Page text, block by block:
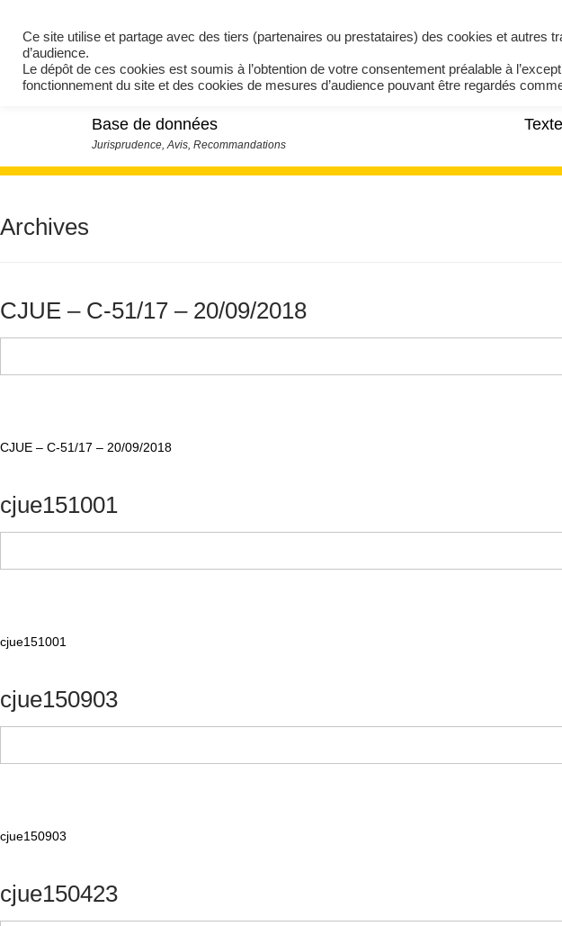
Base de données
Archives
CJUE – C-51/17 – 20/09/2018
CJUE – C-51/17 – 20/09/2018
cjue151001
cjue151001
cjue150903
cjue150903
cjue150423
Ce site utilise et partage avec des tiers (partenaires ou prestataires) des cookies et autres
d’audience.
Le dépôt de ces cookies est soumis à l’obtention de votre consentement préalable à
fonctionnement du site et des cookies de mesures d’audience pouvant être regardés